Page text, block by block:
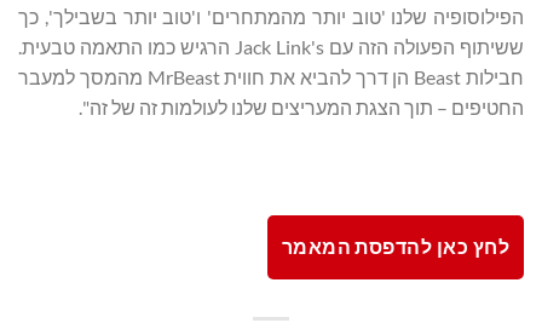
הפילוסופיה שלנו 'טוב יותר מהמתחרים' ו'טוב יותר בשבילך', כך
ששיתוף הפעולה הזה עם Jack Link's הרגיש כמו התאמה טבעית.
חבילות Beast הן דרך להביא את חווית MrBeast מהמסך למעבר
החטיפים – תוך הצגת המעריצים שלנו לעולמות זה של זה".
לחץ כאן להדפסת המאמר